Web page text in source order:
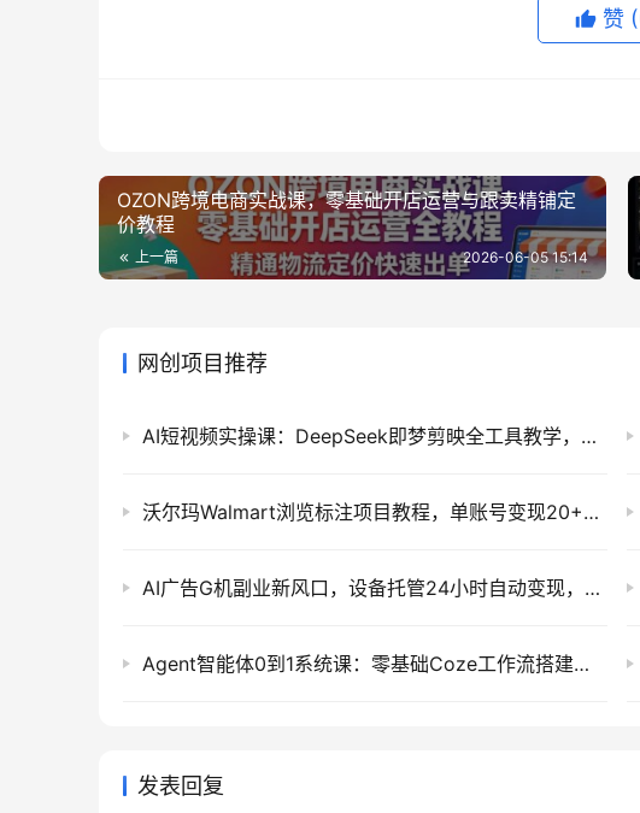
赞
OZON跨境电商实战课，零基础开店运营与跟卖精铺定
价教程
上一篇 2026-06-05 15:14
网创项目推荐
AI短视频实操课：DeepSeek即梦剪映全工具教学，零基础做爆款带货
沃尔玛Walmart浏览标注项目教程，单账号变现20+，电脑多开变现过万副业兼职
AI广告G机副业新风口，设备托管24小时自动变现，小白零基础当天上手盈利
Agent智能体0到1系统课：零基础Coze工作流搭建与自动化实战
发表回复